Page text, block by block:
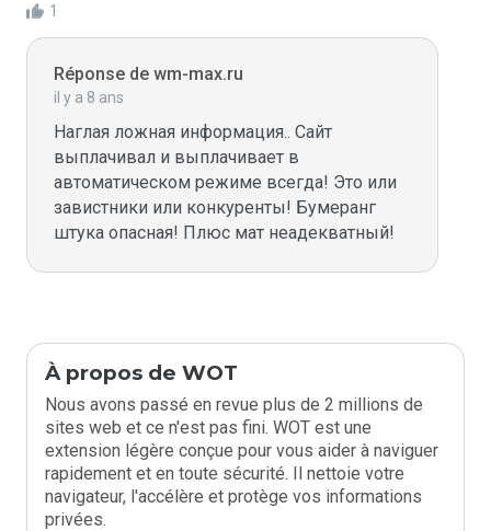
1
Réponse de wm-max.ru
il y a 8 ans
Наглая ложная информация.. Сайт
выплачивал и выплачивает в
автоматическом режиме всегда! Это или
завистники или конкуренты! Бумеранг
штука опасная! Плюс мат неадекватный!
À propos de WOT
Nous avons passé en revue plus de 2 millions de
sites web et ce n'est pas fini. WOT est une
extension légère conçue pour vous aider à naviguer
rapidement et en toute sécurité. Il nettoie votre
navigateur, l'accélère et protège vos informations
privées.